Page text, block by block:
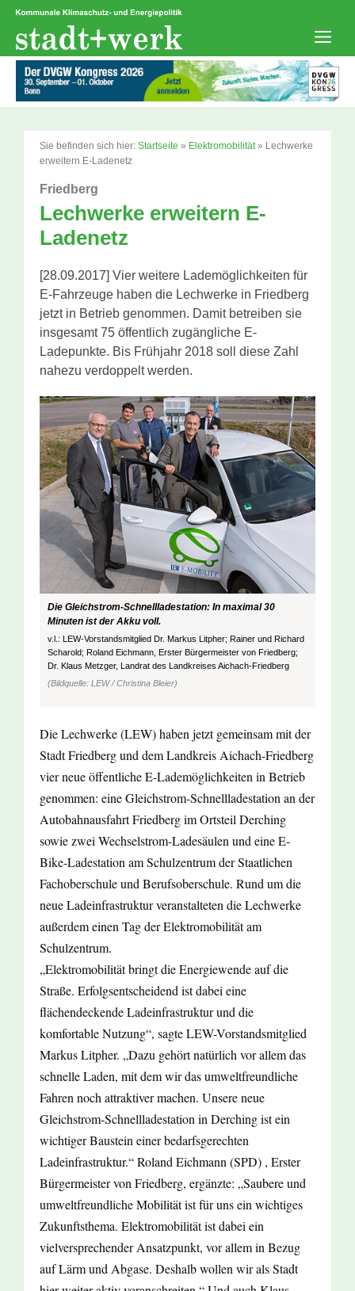
Zum
springen
Sie befinden sich hier: Startseite » Elektromobilität» Lechwerke
erweitern E-Ladenetz
Friedberg
Lechwerke erweitern E-
Ladenetz
[28.09.2017] Vier weitere Lademöglichkeiten für
E-Fahrzeuge haben die Lechwerke in Friedberg
jetzt in Betrieb genommen. Damit betreiben sie
insgesamt 75 öffentlich zugängliche E-
Ladepunkte. Bis Frühjahr 2018 soll diese Zahl
nahezu verdoppelt werden.
Die Gleichstrom-Schnellladestation: In maximal 30
Minuten ist der Akku voll.
v.l.: LEW-Vorstandsmitglied Dr. Markus Litpher; Rainer und Richard
Scharold; Roland Eichmann, Erster Bürgermeister von Friedberg;
Dr. Klaus Metzger, Landrat des Landkreises Aichach-Friedberg
(Bildquelle: LEW / Christina Bleier)
Die Lechwerke (LEW) haben jetzt gemeinsam mit der
Stadt Friedberg und dem Landkreis Aichach-Friedberg
vier neue öffentliche E-Lademöglichkeiten in Betrieb
genommen: eine Gleichstrom-Schnellladestation an der
Autobahnausfahrt Friedberg im Ortsteil Derching
sowie zwei Wechselstrom-Ladesäulen und eine E-
Bike-Ladestation am Schulzentrum der Staatlichen
Fachoberschule und Berufsoberschule. Rund um die
neue Ladeinfrastruktur veranstalteten die Lechwerke
außerdem einen Tag der Elektromobilität am
Schulzentrum.
„Elektromobilität bringt die Energiewende auf die
Straße. Erfolgsentscheidend ist dabei eine
flächendeckende Ladeinfrastruktur und die
komfortable Nutzung“, sagte LEW-Vorstandsmitglied
Markus Litpher. „Dazu gehört natürlich vor allem das
schnelle Laden, mit dem wir das umweltfreundliche
Fahren noch attraktiver machen. Unsere neue
Gleichstrom-Schnellladestation in Derching ist ein
wichtiger Baustein einer bedarfsgerechten
Ladeinfrastruktur.“ Roland Eichmann (SPD) , Erster
Bürgermeister von Friedberg, ergänzte: „Saubere und
umweltfreundliche Mobilität ist für uns ein wichtiges
Zukunftsthema. Elektromobilität ist dabei ein
vielversprechender Ansatzpunkt, vor allem in Bezug
auf Lärm und Abgase. Deshalb wollen wir als Stadt